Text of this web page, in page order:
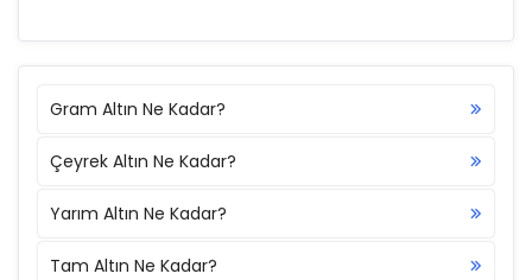
Gram Altın Ne Kadar?
Çeyrek Altın Ne Kadar?
Yarım Altın Ne Kadar?
Tam Altın Ne Kadar?